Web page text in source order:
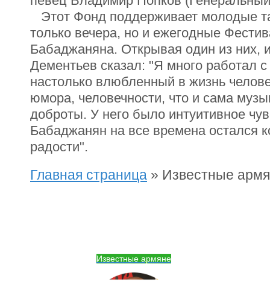
Этот Фонд поддерживает молодые
только вечера, но и ежегодные
Бабаджаняна. Открывая один из них,
Дементьев сказал: "Я много работал
настолько влюбленный в жизнь
юмора, человечности, что и сама
доброты. У него было интуитивное
Бабаджанян на все времена остался
радости".
Главная страница » Известные
Известные армяне